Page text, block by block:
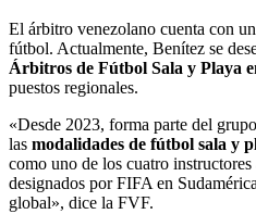
El árbitro venezolano cuenta con
fútbol. Actualmente, Benítez se
Árbitros de Fútbol Sala y Playa
puestos regionales.
«Desde 2023, forma parte del
las modalidades de fútbol sala y
como uno de los cuatro
designados por FIFA en
global», dice la FVF.